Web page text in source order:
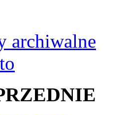
archiwalne